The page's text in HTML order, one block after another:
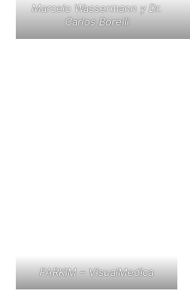
Marcelo Wassermann y Dr.
Carlos Borelli
FARKIM – VisualMedica